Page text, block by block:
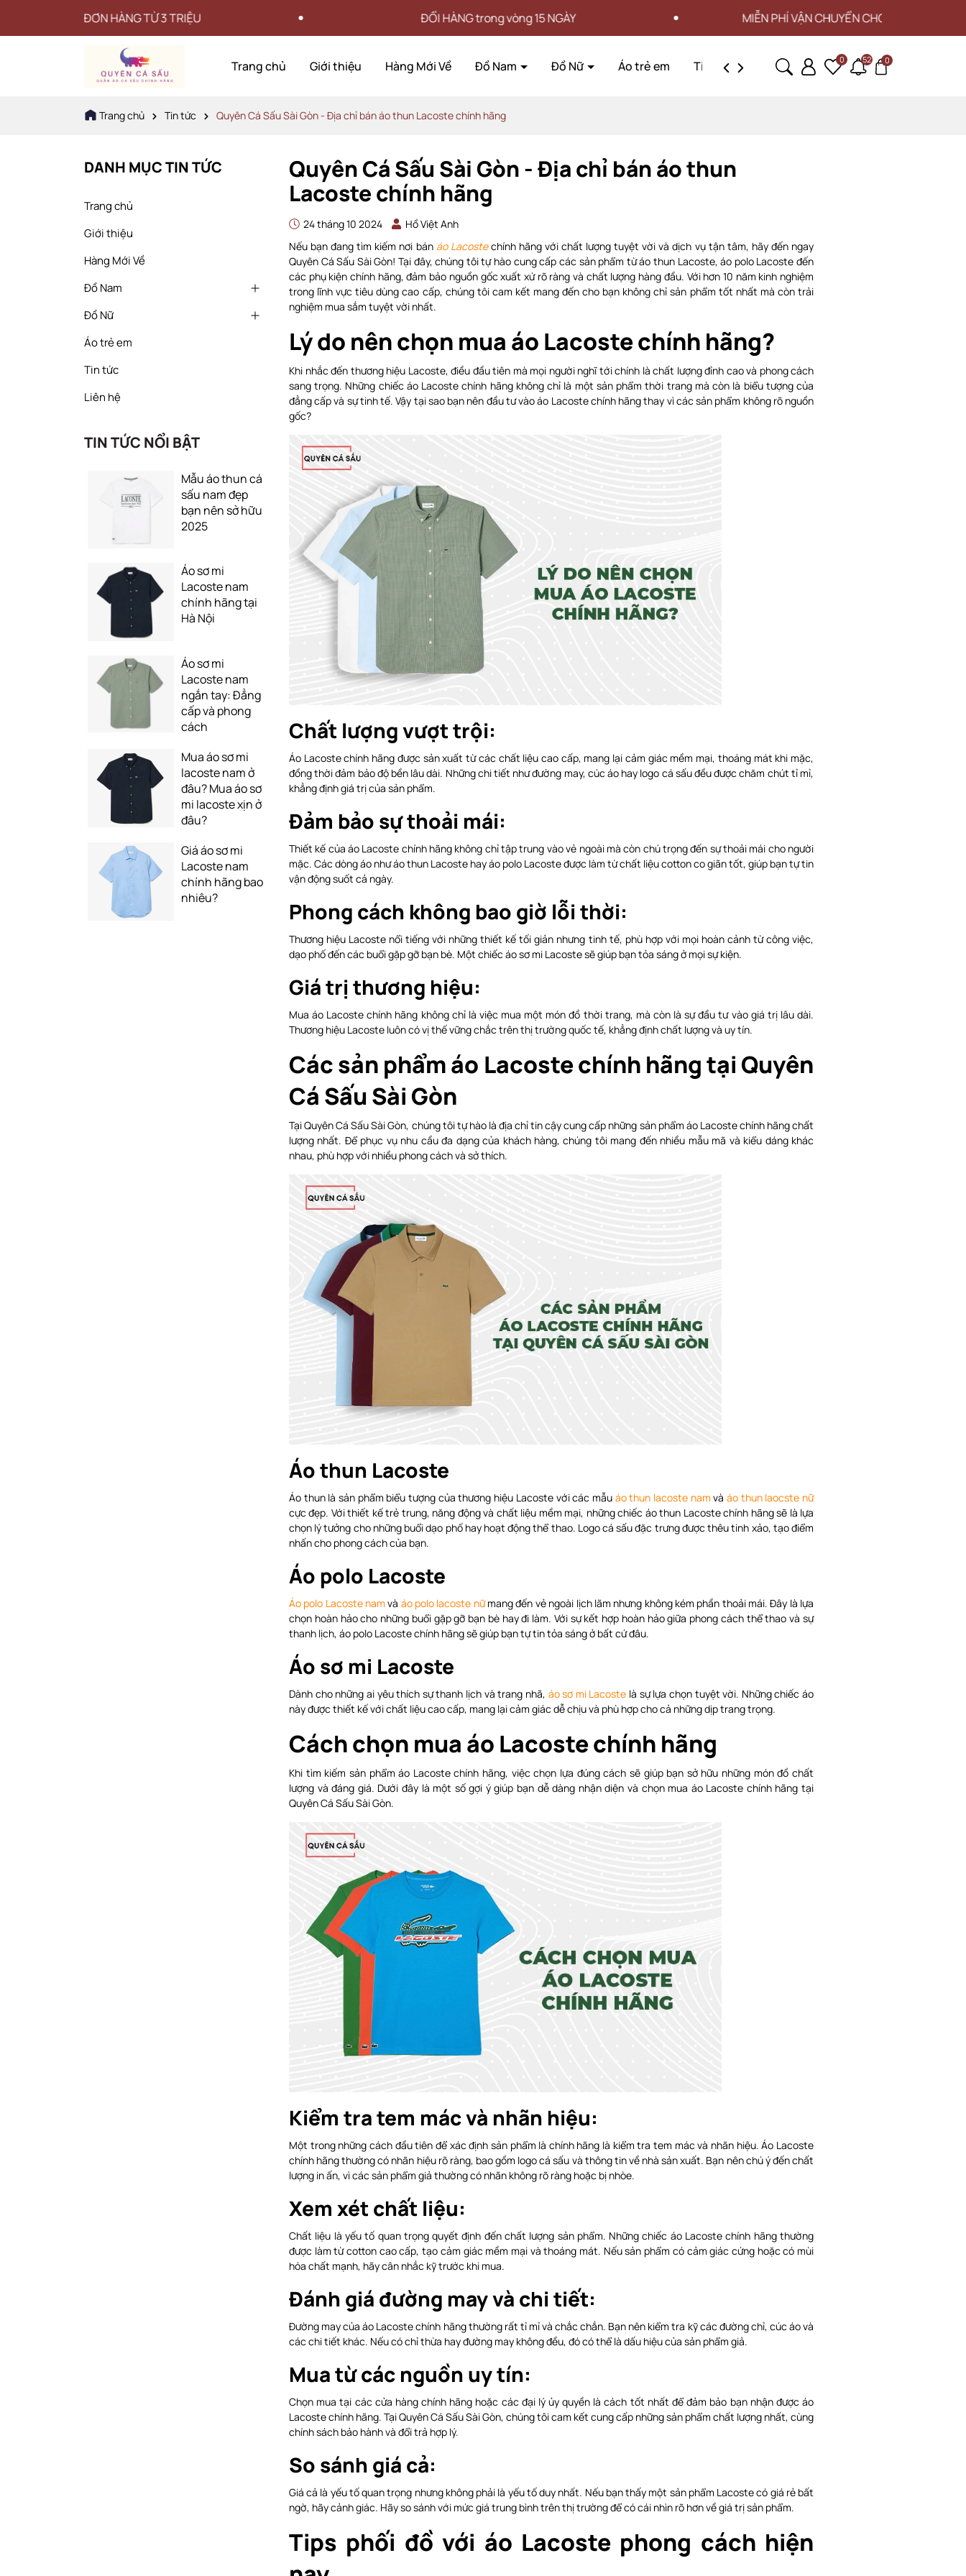
TỪ 3 TRIỆU ĐỔI HÀNG trong vòng 15 NGÀY MIỄN PHÍ VẬN CHUYỂN CHO ĐƠN HÀNG TỪ 3 TRIỆU
Trang chủ Giới thiệu Hàng Mới Về Đồ Nam Đồ Nữ Áo trẻ em Tin tức Liên hệ 0 52 0
Trang chủ Tin tức Quyên Cá Sấu Sài Gòn - Địa chỉ bán áo thun Lacoste chính hãng
DANH MỤC TIN TỨC
Trang chủ
Giới thiệu
Hàng Mới Về
Đồ Nam
Đồ Nữ
Áo trẻ em
Tin tức
Liên hệ
TIN TỨC NỔI BẬT
Mẫu áo thun cá
sấu nam đẹp
bạn nên sở hữu
2025
Áo sơ mi
Lacoste nam
chính hãng tại
Hà Nội
Áo sơ mi
Lacoste nam
ngắn tay: Đẳng
cấp và phong
cách
Mua áo sơ mi
lacoste nam ở
đâu? Mua áo sơ
mi lacoste xịn ở
đâu?
Giá áo sơ mi
Lacoste nam
chính hãng bao
nhiêu?
Quyên Cá Sấu Sài Gòn - Địa chỉ bán áo thun
Lacoste chính hãng
24 tháng 10 2024
Hồ Việt Anh
Nếu bạn đang tìm kiếm nơi bán áo Lacostechính hãng với chất lượng tuyệt vời và dịch vụ tận tâm, hãy đến ngay
Quyên Cá Sấu Sài Gòn! Tại đây, chúng tôi tự hào cung cấp các sản phẩm từ áo thun Lacoste, áo polo Lacoste đến
các phụ kiện chính hãng, đảm bảo nguồn gốc xuất xứ rõ ràng và chất lượng hàng đầu. Với hơn 10 năm kinh nghiệm
trong lĩnh vực tiêu dùng cao cấp, chúng tôi cam kết mang đến cho bạn không chỉ sản phẩm tốt nhất mà còn trải
nghiệm mua sắm tuyệt vời nhất.
Lý do nên chọn mua áo Lacoste chính hãng?
Khi nhắc đến thương hiệu Lacoste, điều đầu tiên mà mọi người nghĩ tới chính là chất lượng đỉnh cao và phong cách
sang trọng. Những chiếc áo Lacoste chính hãng không chỉ là một sản phẩm thời trang mà còn là biểu tượng của
đẳng cấp và sự tinh tế. Vậy tại sao bạn nên đầu tư vào áo Lacoste chính hãng thay vì các sản phẩm không rõ nguồn
gốc?
Chất lượng vượt trội:
Áo Lacoste chính hãng được sản xuất từ các chất liệu cao cấp, mang lại cảm giác mềm mại, thoáng mát khi mặc,
đồng thời đảm bảo độ bền lâu dài. Những chi tiết như đường may, cúc áo hay logo cá sấu đều được chăm chút tỉ mỉ,
khẳng định giá trị của sản phẩm.
Đảm bảo sự thoải mái:
Thiết kế của áo Lacoste chính hãng không chỉ tập trung vào vẻ ngoài mà còn chú trọng đến sự thoải mái cho người
mặc. Các dòng áo như áo thun Lacoste hay áo polo Lacoste được làm từ chất liệu cotton co giãn tốt, giúp bạn tự tin
vận động suốt cả ngày.
Phong cách không bao giờ lỗi thời:
Thương hiệu Lacoste nổi tiếng với những thiết kế tối giản nhưng tinh tế, phù hợp với mọi hoàn cảnh từ công việc,
dạo phố đến các buổi gặp gỡ bạn bè. Một chiếc áo sơ mi Lacoste sẽ giúp bạn tỏa sáng ở mọi sự kiện.
Giá trị thương hiệu:
Mua áo Lacoste chính hãng không chỉ là việc mua một món đồ thời trang, mà còn là sự đầu tư vào giá trị lâu dài.
Thương hiệu Lacoste luôn có vị thế vững chắc trên thị trường quốc tế, khẳng định chất lượng và uy tín.
Các sản phẩm áo Lacoste chính hãng tại Quyên
Cá Sấu Sài Gòn
Tại Quyên Cá Sấu Sài Gòn, chúng tôi tự hào là địa chỉ tin cậy cung cấp những sản phẩm áo Lacoste chính hãng chất
lượng nhất. Để phục vụ nhu cầu đa dạng của khách hàng, chúng tôi mang đến nhiều mẫu mã và kiểu dáng khác
nhau, phù hợp với nhiều phong cách và sở thích.
Áo thun Lacoste
Áo thun là sản phẩm biểu tượng của thương hiệu Lacoste với các mẫu áo thun lacoste nam và áo thun laocste nữ
cực đẹp. Với thiết kế trẻ trung, năng động và chất liệu mềm mại, những chiếc áo thun Lacoste chính hãng sẽ là lựa
chọn lý tưởng cho những buổi dạo phố hay hoạt động thể thao. Logo cá sấu đặc trưng được thêu tinh xảo, tạo điểm
nhấn cho phong cách của bạn.
Áo polo Lacoste
Áo polo Lacoste nam và áo polo lacoste nữmang đến vẻ ngoài lịch lãm nhưng không kém phần thoải mái. Đây là lựa
chọn hoàn hảo cho những buổi gặp gỡ bạn bè hay đi làm. Với sự kết hợp hoàn hảo giữa phong cách thể thao và sự
thanh lịch, áo polo Lacoste chính hãng sẽ giúp bạn tự tin tỏa sáng ở bất cứ đâu.
Áo sơ mi Lacoste
Dành cho những ai yêu thích sự thanh lịch và trang nhã, áo sơ mi Lacoste là sự lựa chọn tuyệt vời. Những chiếc áo
này được thiết kế với chất liệu cao cấp, mang lại cảm giác dễ chịu và phù hợp cho cả những dịp trang trọng.
Cách chọn mua áo Lacoste chính hãng
Khi tìm kiếm sản phẩm áo Lacoste chính hãng, việc chọn lựa đúng cách sẽ giúp bạn sở hữu những món đồ chất
lượng và đáng giá. Dưới đây là một số gợi ý giúp bạn dễ dàng nhận diện và chọn mua áo Lacoste chính hãng tại
Quyên Cá Sấu Sài Gòn.
Kiểm tra tem mác và nhãn hiệu:
Một trong những cách đầu tiên để xác định sản phẩm là chính hãng là kiểm tra tem mác và nhãn hiệu. Áo Lacoste
chính hãng thường có nhãn hiệu rõ ràng, bao gồm logo cá sấu và thông tin về nhà sản xuất. Bạn nên chú ý đến chất
lượng in ấn, vì các sản phẩm giả thường có nhãn không rõ ràng hoặc bị nhòe.
Xem xét chất liệu:
Chất liệu là yếu tố quan trọng quyết định đến chất lượng sản phẩm. Những chiếc áo Lacoste chính hãng thường
được làm từ cotton cao cấp, tạo cảm giác mềm mại và thoáng mát. Nếu sản phẩm có cảm giác cứng hoặc có mùi
hóa chất mạnh, hãy cân nhắc kỹ trước khi mua.
Đánh giá đường may và chi tiết:
Đường may của áo Lacoste chính hãng thường rất tỉ mỉ và chắc chắn. Bạn nên kiểm tra kỹ các đường chỉ, cúc áo và
các chi tiết khác. Nếu có chỉ thừa hay đường may không đều, đó có thể là dấu hiệu của sản phẩm giả.
Mua từ các nguồn uy tín:
Chọn mua tại các cửa hàng chính hãng hoặc các đại lý ủy quyền là cách tốt nhất để đảm bảo bạn nhận được áo
Lacoste chính hãng. Tại Quyên Cá Sấu Sài Gòn, chúng tôi cam kết cung cấp những sản phẩm chất lượng nhất, cùng
chính sách bảo hành và đổi trả hợp lý.
So sánh giá cả:
Giá cả là yếu tố quan trọng nhưng không phải là yếu tố duy nhất. Nếu bạn thấy một sản phẩm Lacoste có giá rẻ bất
ngờ, hãy cảnh giác. Hãy so sánh với mức giá trung bình trên thị trường để có cái nhìn rõ hơn về giá trị sản phẩm.
Tips phối đồ với áo Lacoste phong cách hiện